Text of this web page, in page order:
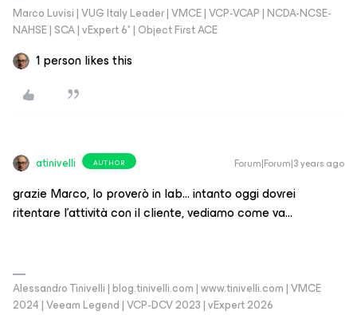
Marco Luvisi | VUG Italy Leader | VMCE | VCP-VCAP | NCDA-NCSE-
NAHSE | SCA | vExpert 6* | Object First ACE
1 person likes this
atinivelli AUTHOR Forum|Forum|3 years ago
grazie Marco, lo proverò in lab… intanto oggi dovrei
ritentare l’attività con il cliente, vediamo come va…
Alessandro Tinivelli | blog.tinivelli.com | www.tinivelli.com | VMCE
2024 | Veeam Legend | VCP-DCV 2023 | vExpert 2026